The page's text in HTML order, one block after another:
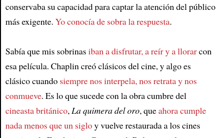
Article
conservaba su capacidad para captar la atención del público
más exigente. Yo conocía de sobra la respuesta.
Sabía que mis sobrinasiban a disfrutar, a reír y a llorarcon
esa película. Chaplin creó clásicos del cine, y algo es
clásico cuando siempre nos interpela, nos retrata y nos
conmueve. Es lo que sucede con la obra cumbre del
cineasta británico,La quimera del oro, queahora cumple
nada menos que un sigloy vuelve restaurada a los cines